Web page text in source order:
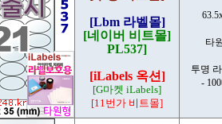
[Lbm 라벨몰]
[네이버 비트몰]
PL537]
[iLabels 옥션]
[G마켓 iLabels]
[11번가 비트몰]
타
투명
-